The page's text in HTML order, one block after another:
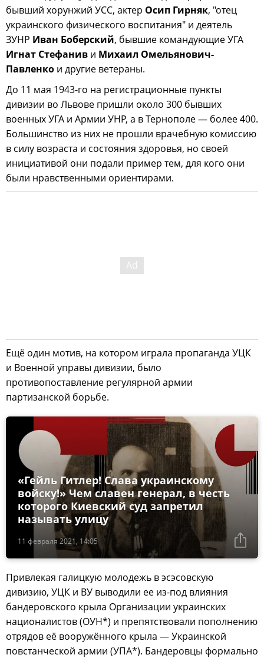
бывший хорунжий УСС, актер Осип Гирняк, "отец
украинского физического воспитания" и деятель
ЗУНР Иван Боберский, бывшие командующие УГА
Игнат Стефанив и Михаил Омельянович-
Павленко и другие ветераны.
До 11 мая 1943-го на регистрационные пункты
дивизии во Львове пришли около 300 бывших
военных УГА и Армии УНР, а в Тернополе — более 400.
Большинство из них не прошли врачебную комиссию
в силу возраста и состояния здоровья, но своей
инициативой они подали пример тем, для кого они
были нравственными ориентирами.
Ещё один мотив, на котором играла пропаганда УЦК
и Военной управы дивизии, было
противопоставление регулярной армии
партизанской борьбе.
11 февраля 2021, 14:05
«Гейль Гитлер! Слава украинскому
войску!» Чем славен генерал, в честь
которого Киевский суд запретил
называть улицу
Привлекая галицкую молодежь в эсэсовскую
дивизию, УЦК и ВУ выводили ее из-под влияния
бандеровского крыла Организации украинских
националистов (ОУН*) и препятствовали пополнению
отрядов её вооружённого крыла — Украинской
повстанческой армии (УПА*). Бандеровцы формально